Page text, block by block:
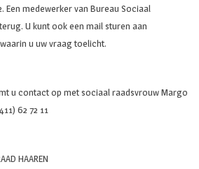
Een medewerker van Bureau Sociaal
U kunt ook een mail sturen aan
waarin u uw vraag toelicht.
u contact op met sociaal raadsvrouw Margo
62 72 11
HAAREN